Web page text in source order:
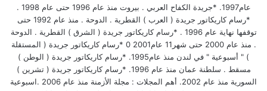
عام1997. *جريدة الكفاح العربي . بيروت منذ عام 1996 حتى عام 1998 .
*رسام كاريكاتور جريدة ( العرب ) القطرية . الدوحة . منذ عام 1992 حتى
توقفها نهاية عام 1996 . *رسام كاريكاتور جريدة ( الشرق ) القطرية . الدوحة
. منذ عام 2000 حتى شهر11 عام2001 0 *رسام كاريكاتور جريدة ( المستقلة
) " أسبوعية " في لندن منذ عام1995. *رسام كاريكاتور جريدة ( الوطن )
مسقط . سلطنة عمان منذ عام 1996. *رسام كاريكاتور جريدة ( تشرين )
السورية منذ عام 2002. أهم المجلات : مجلة الأزمنة منذ عام 2006 .اسبوعية